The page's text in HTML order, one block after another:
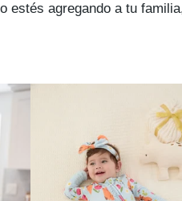
estés agregando a tu